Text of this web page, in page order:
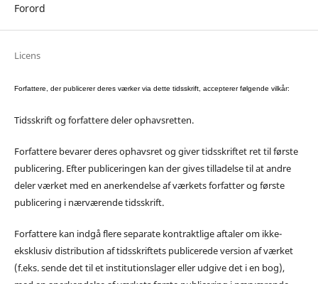
Forord
Licens
Forfattere, der publicerer deres værker via dette tidsskrift, accepterer følgende vilkår:
Tidsskrift og forfattere deler ophavsretten.
Forfattere bevarer deres ophavsret og giver tidsskriftet ret til første
publicering. Efter publiceringen kan der gives tilladelse til at andre
deler værket med en anerkendelse af værkets forfatter og første
publicering i nærværende tidsskrift.
Forfattere kan indgå flere separate kontraktlige aftaler om ikke-
eksklusiv distribution af tidsskriftets publicerede version af værket
(f.eks. sende det til et institutionslager eller udgive det i en bog),